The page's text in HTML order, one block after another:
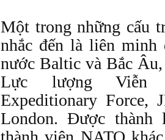
Một trong những cấu
nhắc đến là liên minh
nước Baltic và Bắc
Lực lượng Viễn
Expeditionary Force,
London. Được